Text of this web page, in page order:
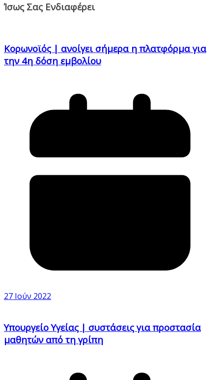
Ίσως Σας Ενδιαφέρει
Κορωνοϊός | ανοίγει σήμερα η πλατφόρμα για
την 4η δόση εμβολίου
27 Ιούν 2022
Υπουργείο Υγείας | συστάσεις για προστασία
μαθητών από τη γρίπη